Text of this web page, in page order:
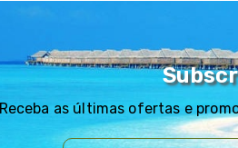
Receba as últimas ofertas e